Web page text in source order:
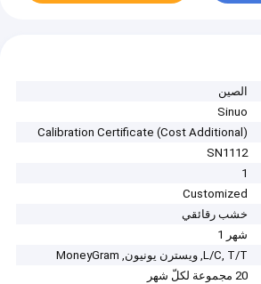
الصين
Sinuo
Calibration Certificate (Cost Additional)
SN1112
1
Customized
خشب رقائقي
شهر 1
L/C, T/T, ويسترن يونيون, MoneyGram
20 مجموعة لكلّ شهر